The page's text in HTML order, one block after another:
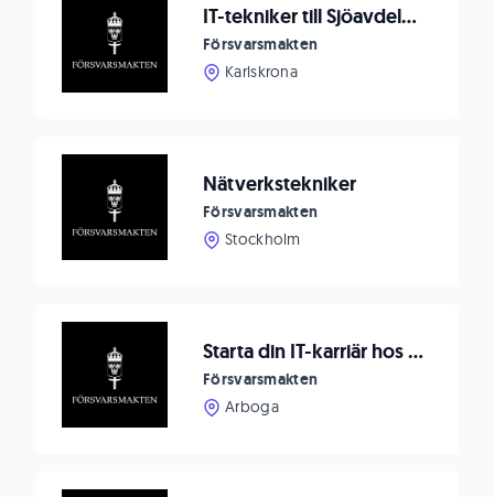
IT-tekniker till Sjöavdelningen
Försvarsmakten
Karlskrona
Nätverkstekniker
Försvarsmakten
Stockholm
Starta din IT-karriär hos oss - sök till vårt instegsprogram!
Försvarsmakten
Arboga